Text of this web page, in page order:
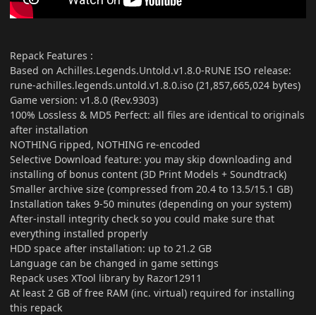
Repack Features :
Based on Achilles.Legends.Untold.v1.8.0-RUNE ISO release:
rune-achilles.legends.untold.v1.8.0.iso (21,857,665,024 bytes)
Game version: v1.8.0 (Rev.9303)
100% Lossless & MD5 Perfect: all files are identical to originals
after installation
NOTHING ripped, NOTHING re-encoded
Selective Download feature: you may skip downloading and
installing of bonus content (3D Print Models + Soundtrack)
Smaller archive size (compressed from 20.4 to 13.5/15.1 GB)
Installation takes 9-50 minutes (depending on your system)
After-install integrity check so you could make sure that
everything installed properly
HDD space after installation: up to 21.2 GB
Language can be changed in game settings
Repack uses XTool library by Razor12911
At least 2 GB of free RAM (inc. virtual) required for installing
this repack